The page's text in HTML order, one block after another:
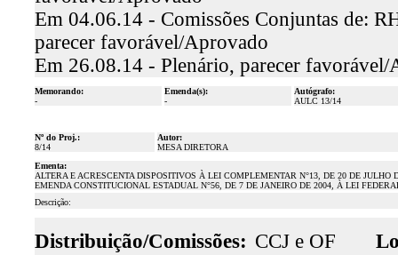
Em 04.06.14 - Comissões Conjuntas de:
parecer favorável/Aprovado
Em 26.08.14 - Plenário, parecer favorável/
Memorando:
-
Emenda(s):
-
Autógrafo:
AULC 13/14
Nº do Proj.:
8/14
Autor:
MESA DIRETORA
Ementa:
ALTERA E ACRESCENTA DISPOSITIVOS À LEI COMPLEMENTAR N°13, DE 20 DE
EMENDA CONSTITUCIONAL ESTADUAL N°56, DE 7 DE JANEIRO DE 2004, À LEI
Descrição:
Distribuição/Comissões: CCJ e OF